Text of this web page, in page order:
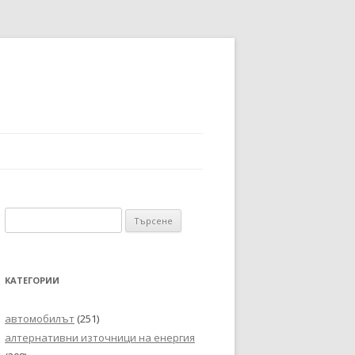
за:
КАТЕГОРИИ
автомобилът (251)
алтернативни източници на енергия